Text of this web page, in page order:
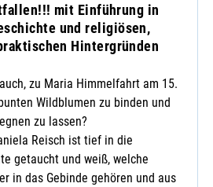
mit Einführung in
und religiösen,
Hintergründen
zu Maria Himmelfahrt am 15.
Wildblumen zu binden und
zu lassen?
Reisch ist tief in die
getaucht und weiß, welche
in das Gebinde gehören und aus